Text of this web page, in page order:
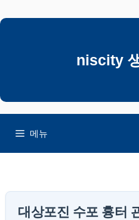
텐
뛰
niscity
메뉴
대상포진 수포 흉터